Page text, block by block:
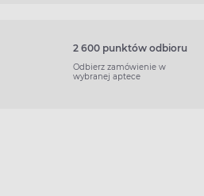
2 600 punktów odbioru
Odbierz zamówienie w
wybranej aptece